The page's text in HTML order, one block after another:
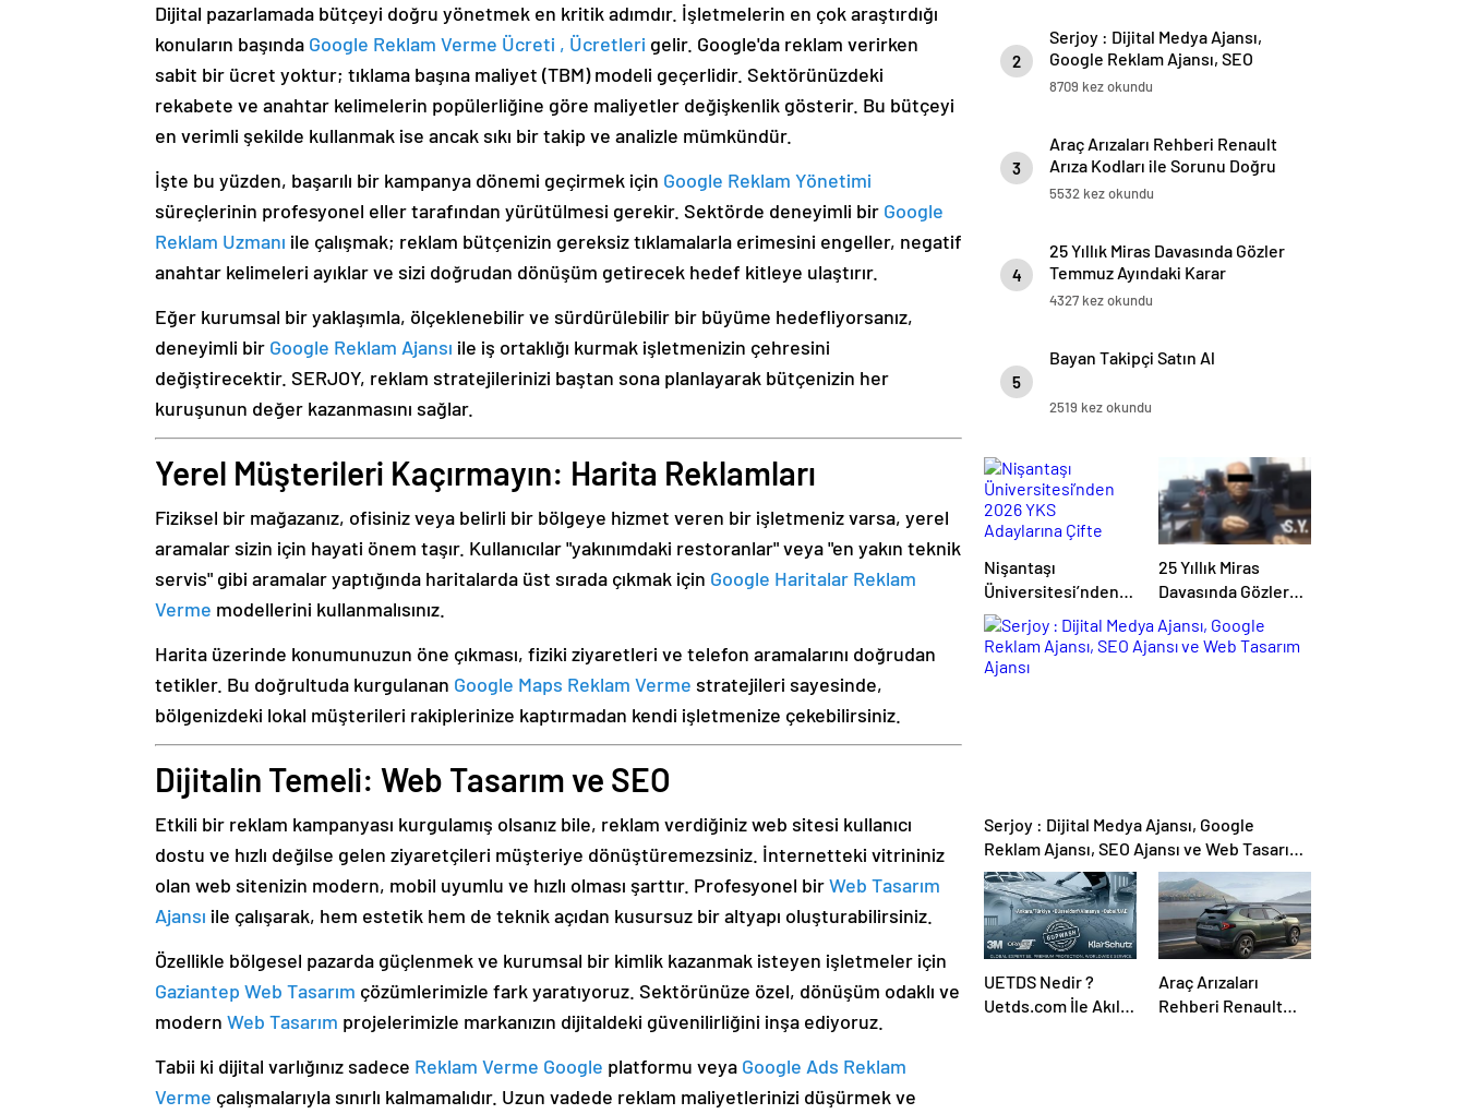
Dijital pazarlamada bütçeyi doğru yönetmek en kritik adımdır. İşletmelerin en çok araştırdığı
konuların başında Google Reklam Verme Ücreti , Ücretleri gelir. Google'da reklam verirken
sabit bir ücret yoktur; tıklama başına maliyet (TBM) modeli geçerlidir. Sektörünüzdeki
rekabete ve anahtar kelimelerin popülerliğine göre maliyetler değişkenlik gösterir. Bu bütçeyi
en verimli şekilde kullanmak ise ancak sıkı bir takip ve analizle mümkündür.
İşte bu yüzden, başarılı bir kampanya dönemi geçirmek için Google Reklam Yönetimi
süreçlerinin profesyonel eller tarafından yürütülmesi gerekir. Sektörde deneyimli bir Google
Reklam Uzmanı ile çalışmak; reklam bütçenizin gereksiz tıklamalarla erimesini engeller, negatif
anahtar kelimeleri ayıklar ve sizi doğrudan dönüşüm getirecek hedef kitleye ulaştırır.
Eğer kurumsal bir yaklaşımla, ölçeklenebilir ve sürdürülebilir bir büyüme hedefliyorsanız,
deneyimli bir Google Reklam Ajansı ile iş ortaklığı kurmak işletmenizin çehresini
değiştirecektir. SERJOY, reklam stratejilerinizi baştan sona planlayarak bütçenizin her
kuruşunun değer kazanmasını sağlar.
Yerel Müşterileri Kaçırmayın: Harita Reklamları
Fiziksel bir mağazanız, ofisiniz veya belirli bir bölgeye hizmet veren bir işletmeniz varsa, yerel
aramalar sizin için hayati önem taşır. Kullanıcılar "yakınımdaki restoranlar" veya "en yakın teknik
servis" gibi aramalar yaptığında haritalarda üst sırada çıkmak için Google Haritalar Reklam
Verme modellerini kullanmalısınız.
Harita üzerinde konumunuzun öne çıkması, fiziki ziyaretleri ve telefon aramalarını doğrudan
tetikler. Bu doğrultuda kurgulanan Google Maps Reklam Verme stratejileri sayesinde,
bölgenizdeki lokal müşterileri rakiplerinize kaptırmadan kendi işletmenize çekebilirsiniz.
Dijitalin Temeli: Web Tasarım ve SEO
Etkili bir reklam kampanyası kurgulamış olsanız bile, reklam verdiğiniz web sitesi kullanıcı
dostu ve hızlı değilse gelen ziyaretçileri müşteriye dönüştüremezsiniz. İnternetteki vitrininiz
olan web sitenizin modern, mobil uyumlu ve hızlı olması şarttır. Profesyonel birWeb Tasarım
Ajansı ile çalışarak, hem estetik hem de teknik açıdan kusursuz bir altyapı oluşturabilirsiniz.
Özellikle bölgesel pazarda güçlenmek ve kurumsal bir kimlik kazanmak isteyen işletmeler için
Gaziantep Web Tasarım çözümlerimizle fark yaratıyoruz. Sektörünüze özel, dönüşüm odaklı ve
modern Web Tasarım projelerimizle markanızın dijitaldeki güvenilirliğini inşa ediyoruz.
Tabii ki dijital varlığınız sadece Reklam Verme Google platformu veya Google Ads Reklam
Verme çalışmalarıyla sınırlı kalmamalıdır. Uzun vadede reklam maliyetlerinizi düşürmek ve
2
Serjoy : Dijital Medya Ajansı,
Google Reklam Ajansı, SEO
Ajansı ve Web Tasarım Ajansı
8709 kez okundu
3
Araç Arızaları Rehberi Renault
Arıza Kodları ile Sorunu Doğru
Teşhis Etme
5532 kez okundu
4
25 Yıllık Miras Davasında Gözler
Temmuz Ayındaki Karar
Duruşmasına Çevrildi
4327 kez okundu
5
Bayan Takipçi Satın Al
2519 kez okundu
Nişantaşı
Üniversitesi’nden
2026 YKS
Adaylarına Çifte
Güvence: Sabit
25 Yıllık Miras
Davasında Gözler
Temmuz Ayındaki
Karar Duruşmasına
Serjoy : Dijital Medya Ajansı, Google
Reklam Ajansı, SEO Ajansı ve Web Tasarım
Ajansı
UETDS Nedir ?
Uetds.com İle Akıllı
Araç Arızaları
Rehberi Renault